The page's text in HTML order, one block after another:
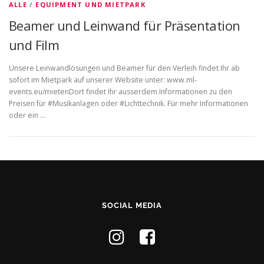
ALLE / EQUIPMENT UND MIETPARK
Beamer und Leinwand für Präsentation
und Film
Unsere Leinwandlösungen und Beamer für den Verleih findet Ihr ab
sofort im Mietpark auf unserer Website unter: www.ml-
events.eu/mietenDort findet Ihr ausserdem Informationen zu den
Preisen für #Musikanlagen oder #Lichttechnik. Für mehr Informationen
oder ein …
SOCIAL MEDIA